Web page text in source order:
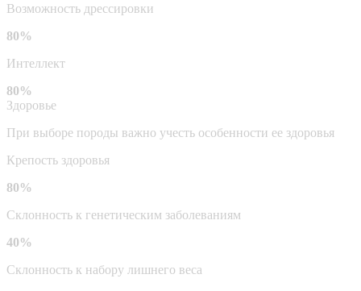
Возможность дрессировки
80%
Интеллект
80%
Здоровье
При выборе породы важно учесть особенности ее здоровья
Крепость здоровья
80%
Склонность к генетическим заболеваниям
40%
Склонность к набору лишнего веса